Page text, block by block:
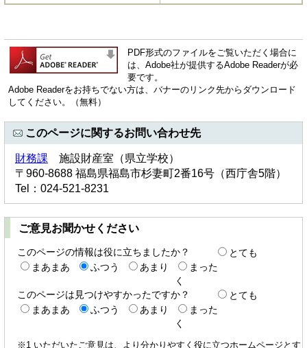
PDF形式のファイルをご覧いただく場合に
は、Adobe社が提供するAdobe Readerが必
要です。
Adobe Readerをお持ちでない方は、バナーのリンク先からダウンロード
してください。（無料）
このページに関するお問い合わせ先
財務課 施設財産室（県立学校）
〒960-8688 福島県福島市杉妻町2番16号（西庁舎5階）
Tel：024-521-8231
ご意見お聞かせください
このページの情報は役に立ちましたか？
とても
まあまあ
ふつう あまり
まった
く
このページは見つけやすかったですか？
とても
まあまあ
ふつう あまり
まった
く
※1 いただいたご意見は、より分かりやすく役に立つホームページとす